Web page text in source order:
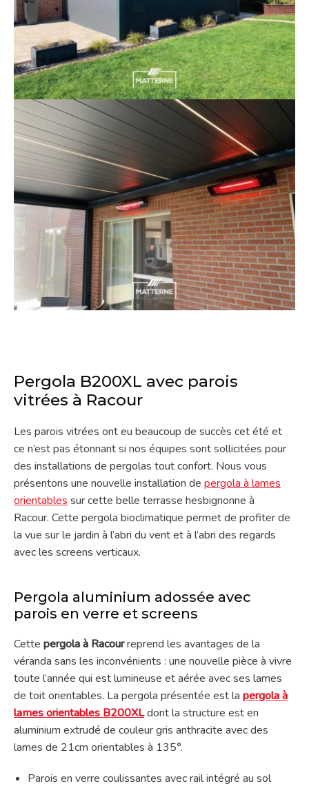
Pergola B200XL avec parois
vitrées à Racour
Les parois vitrées ont eu beaucoup de succès cet été et
ce n’est pas étonnant si nos équipes sont sollicitées pour
des installations de pergolas tout confort. Nous vous
présentons une nouvelle installation de pergola à lames
orientables sur cette belle terrasse hesbignonne à
Racour. Cette pergola bioclimatique permet de profiter de
la vue sur le jardin à l’abri du vent et à l’abri des regards
avec les screens verticaux.
Pergola aluminium adossée avec
parois en verre et screens
Cette pergola à Racourreprend les avantages de la
véranda sans les inconvénients : une nouvelle pièce à vivre
toute l’année qui est lumineuse et aérée avec ses lames
de toit orientables. La pergola présentée est la pergola à
lames orientables B200XLdont la structure est en
aluminium extrudé de couleur gris anthracite avec des
lames de 21cm orientables à 135°.
Parois en verre coulissantes avec rail intégré au sol